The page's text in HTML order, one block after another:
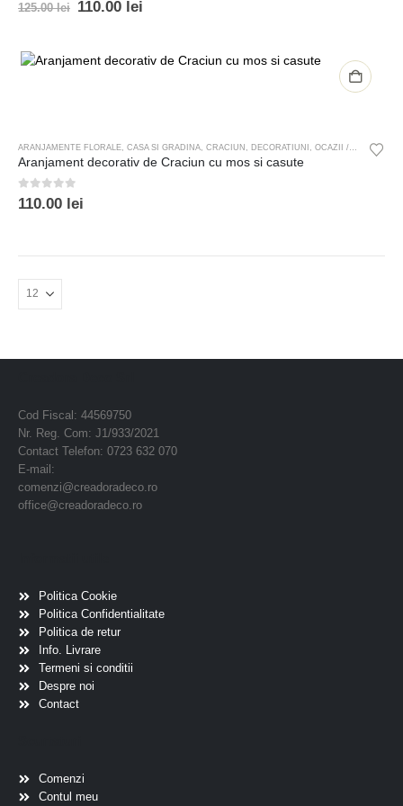
125.00lei 110.00 lei
ARANJAMENTE FLORALE CASA SI GRADINA CRACIUN DECORATIUNI OCAZII / SARBATORI
Aranjament decorativ de Craciun cu mos si casute
0out of 5
110.00 lei
Cod Fiscal: 44569750
Nr. Reg. Com: J1/933/2021
Contact Telefon: 0723 632 070
E-mail:
comenzi@creadoradeco.ro
office@creadoradeco.ro
Politica Cookie
Politica Confidentialitate
Politica de retur
Info. Livrare
Termeni si conditii
Despre noi
Contact
Comenzi
Contul meu